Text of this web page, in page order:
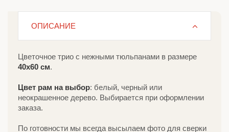
ОПИСАНИЕ
Цветочное трио с нежными тюльпанами в размере
40х60 см.
Цвет рам на выбор: белый, черный или
неокрашенное дерево. Выбирается при оформлении
заказа.
По готовности мы всегда высылаем фото для сверки